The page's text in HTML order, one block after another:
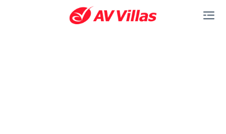
Saltar al contenido principal